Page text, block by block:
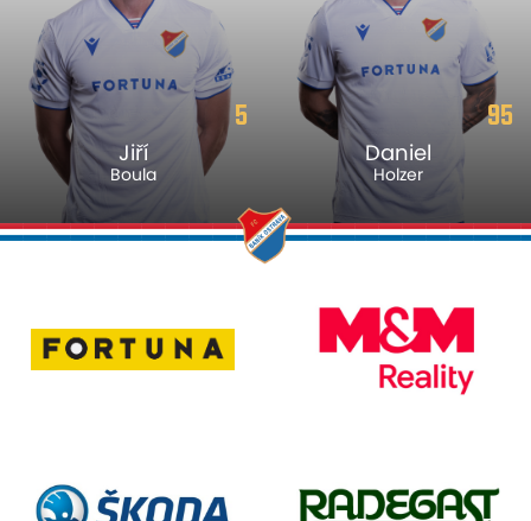
5
Jiří
Boula
95
Daniel
Holzer